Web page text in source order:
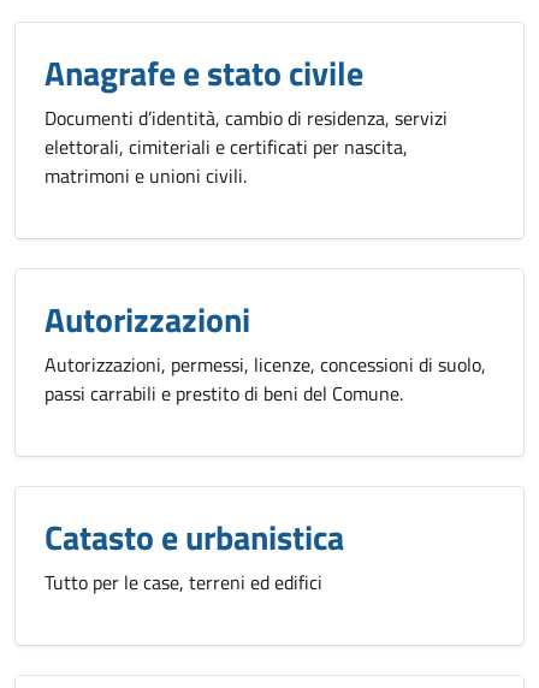
Anagrafe e stato civile
Documenti d’identità, cambio di residenza, servizi
elettorali, cimiteriali e certificati per nascita,
matrimoni e unioni civili.
Autorizzazioni
Autorizzazioni, permessi, licenze, concessioni di suolo,
passi carrabili e prestito di beni del Comune.
Catasto e urbanistica
Tutto per le case, terreni ed edifici